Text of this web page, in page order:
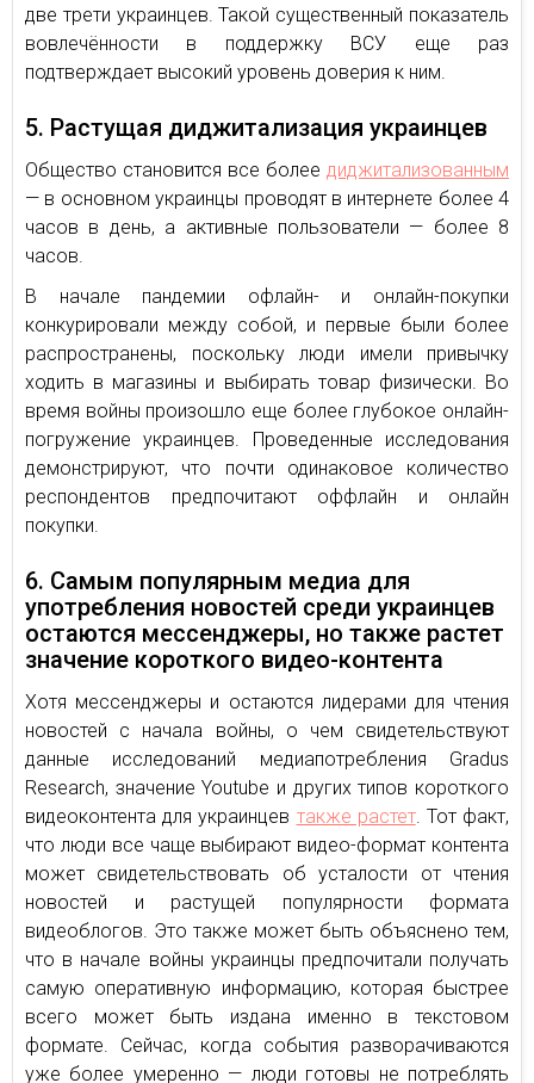
две трети украинцев. Такой существенный показатель
вовлечённости в поддержку ВСУ еще раз
подтверждает высокий уровень доверия к ним.
5. Растущая диджитализация украинцев
Общество становится все более диджитализованным
— в основном украинцы проводят в интернете более 4
часов в день, а активные пользователи — более 8
часов.
В начале пандемии офлайн- и онлайн-покупки
конкурировали между собой, и первые были более
распространены, поскольку люди имели привычку
ходить в магазины и выбирать товар физически. Во
время войны произошло еще более глубокое онлайн-
погружение украинцев. Проведенные исследования
демонстрируют, что почти одинаковое количество
респондентов предпочитают оффлайн и онлайн
покупки.
6. Самым популярным медиа для
употребления новостей среди украинцев
остаются мессенджеры, но также растет
значение короткого видео-контента
Хотя мессенджеры и остаются лидерами для чтения
новостей с начала войны, о чем свидетельствуют
данные исследований медиапотребления Gradus
Research, значение Youtube и других типов короткого
видеоконтента для украинцев также растет. Тот факт,
что люди все чаще выбирают видео-формат контента
может свидетельствовать об усталости от чтения
новостей и растущей популярности формата
видеоблогов. Это также может быть объяснено тем,
что в начале войны украинцы предпочитали получать
самую оперативную информацию, которая быстрее
всего может быть издана именно в текстовом
формате. Сейчас, когда события разворачиваются
уже более умеренно — люди готовы не потреблять